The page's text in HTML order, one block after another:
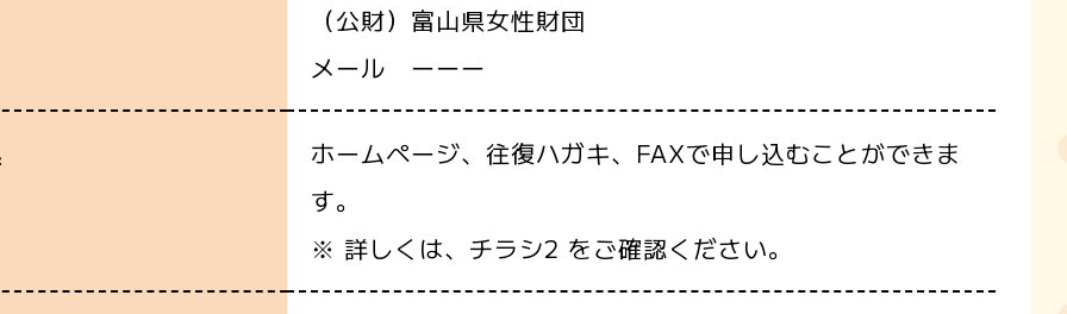
（公財）富山県女性財団
メール ーーー
ホームページ、往復ハガキ、FAXで申し込むことができま
す。
※ 詳しくは、チラシ2 をご確認ください。